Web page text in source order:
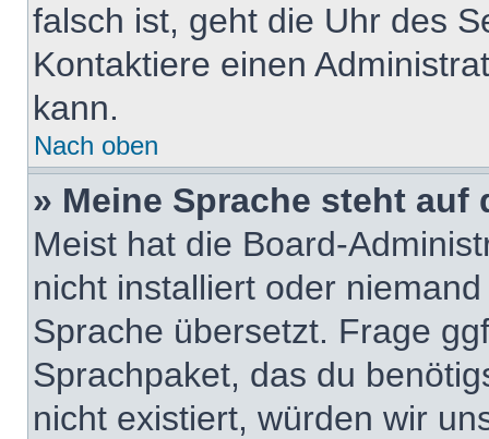
falsch ist, geht die Uhr des
Kontaktiere einen
kann.
Nach oben
» Meine Sprache steht
Meist hat die Board-
nicht installiert oder
Sprache übersetzt. Frage
Sprachpaket, das du
nicht existiert, würden wir